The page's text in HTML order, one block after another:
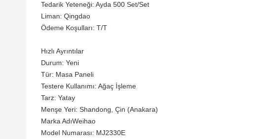
Tedarik Yeteneği: Ayda 500 Set/Set
Liman: Qingdao
Ödeme Koşulları: T/T
Hızlı Ayrıntılar
Durum: Yeni
Tür: Masa Paneli
Testere Kullanımı: Ağaç İşleme
Tarz: Yatay
Menşe Yeri: Shandong, Çin (Anakara)
Marka AdıWeihao
Model Numarası: MJ2330E